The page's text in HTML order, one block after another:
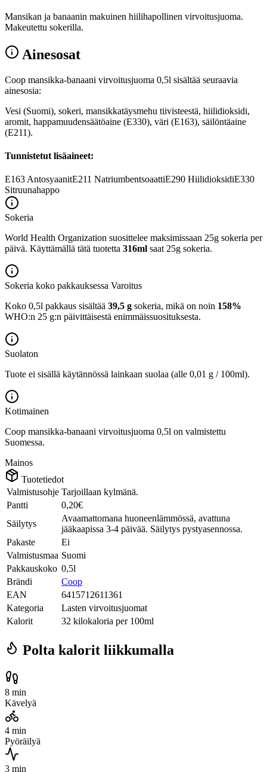
Mansikan ja banaanin makuinen hiilihapollinen virvoitusjuoma.
Makeutettu sokerilla.
Ainesosat
Coop mansikka-banaani virvoitusjuoma 0,5l sisältää seuraavia
ainesosia:
Vesi (Suomi), sokeri, mansikkatäysmehu tiivisteestä, hiilidioksidi,
aromit, happamuudensäätöaine (E330), väri (E163), säilöntäaine
(E211).
Tunnistetut lisäaineet:
E163 AntosyaanitE211 NatriumbentsoaattiE290 HiilidioksidiE330
Sitruunahappo
Sokeria
World Health Organization suosittelee maksimissaan 25g sokeria per
päivä. Käyttämällä tätä tuotetta 316ml saat 25g sokeria.
Sokeria koko pakkauksessa Varoitus
Koko 0,5l pakkaus sisältää 39,5 g sokeria, mikä on noin 158%
WHO:n 25 g:n päivittäisestä enimmäissuosituksesta.
Suolaton
Tuote ei sisällä käytännössä lainkaan suolaa (alle 0,01 g / 100ml).
Kotimainen
Coop mansikka-banaani virvoitusjuoma 0,5l on valmistettu
Suomessa.
Mainos
Tuotetiedot
Valmistusohje Tarjoillaan kylmänä.
Pantti
0,20€
Säilytys
Avaamattomana huoneenlämmössä, avattuna
jääkaapissa 3-4 päivää. Säilytys pystyasennossa.
Pakaste
Ei
Valmistusmaa Suomi
Pakkauskoko 0,5l
Brändi
Coop
EAN
6415712611361
Kategoria
Lasten virvoitusjuomat
Kalorit
32 kilokaloria per 100ml
Polta kalorit liikkumalla
8 min
Kävelyä
4 min
Pyöräilyä
3 min